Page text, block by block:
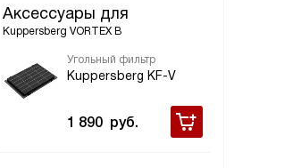
Аксессуары для
Kuppersberg VORTEX B
Угольный фильтр
Kuppersberg KF-V
1 890 руб.